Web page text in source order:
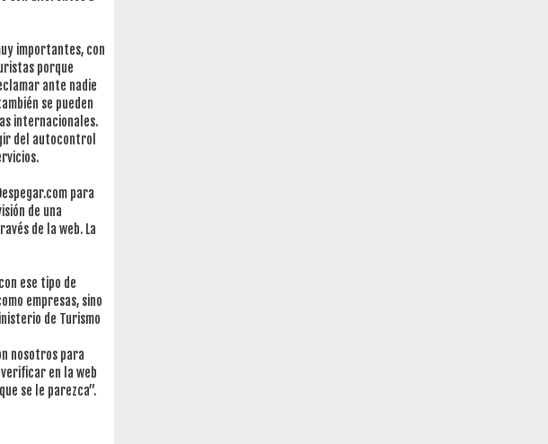
importantes, con
porque
ante nadie
se pueden
internacionales.
del autocontrol
para
de una
de la web. La
ese tipo de
empresas, sino
de Turismo
nosotros para
en la web
se le parezca”.